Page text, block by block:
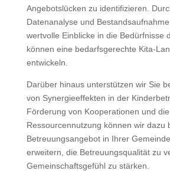
Angebotslücken zu identifizieren.
Datenanalyse und
wertvolle Einblicke in die Bedürfnisse
können eine bedarfsgerechte Kita-
entwickeln.
Darüber hinaus unterstützen wir Sie
von Synergieeffekten in der
Förderung von Kooperationen und
Ressourcennutzung können wir dazu
Betreuungsangebot in Ihrer
erweitern, die Betreuungsqualität zu
Gemeinschaftsgefühl zu stärken.